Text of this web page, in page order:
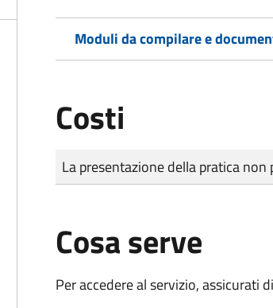
Moduli da compilare e
Costi
Tipo di pagamento
Importo
La presentazione della pratica
Cosa serve
Per accedere al servizio, assicurati